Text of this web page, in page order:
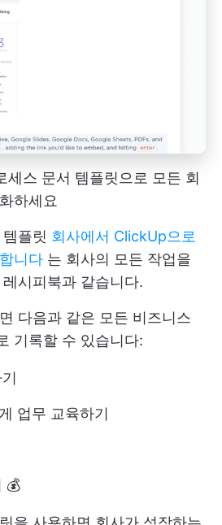
세스 문서 템플릿으로 모든 회
하세요
플릿 회사에서 ClickUp으로
니다 는 회사의 모든 작업을
시피북과 같습니다.
다음과 같은 모든 비즈니스
기록할 수 있습니다:
업무 교육하기
💰